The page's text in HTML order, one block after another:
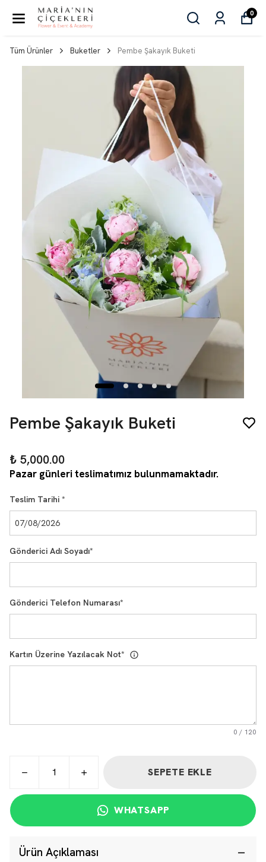
0
Tüm Ürünler Buketler Pembe Şakayık Buketi
Pembe Şakayık Buketi
₺ 5,000.00
Pazar günleri teslimatımız bulunmamaktadır.
Teslim Tarihi *
Gönderici Adı Soyadı*
Gönderici Telefon Numarası*
Kartın Üzerine Yazılacak Not*
0 / 120
SEPETE EKLE
WHATSAPP
Ürün Açıklaması